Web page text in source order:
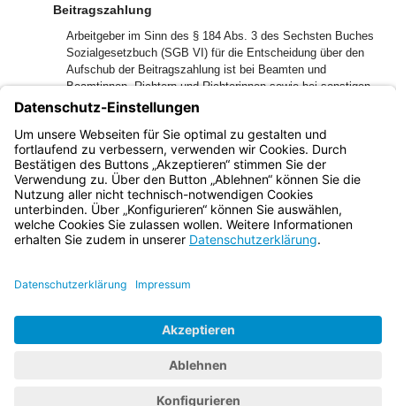
Beitragszahlung
Arbeitgeber im Sinn des § 184 Abs. 3 des Sechsten Buches
Sozialgesetzbuch (SGB VI) für die Entscheidung über den
Aufschub der Beitragszahlung ist bei Beamten und
Beamtinnen, Richtern und Richterinnen sowie bei sonstigen
versicherungsfrei Beschäftigten, deren Dienstherr der
Freistaat Bayern ist, die jeweilige oberste Dienstbehörde,
soweit nicht in den §§ 12 bis 14 Abweichendes bestimmt
ist.
Bayern.de
BayernPortal
Impressum